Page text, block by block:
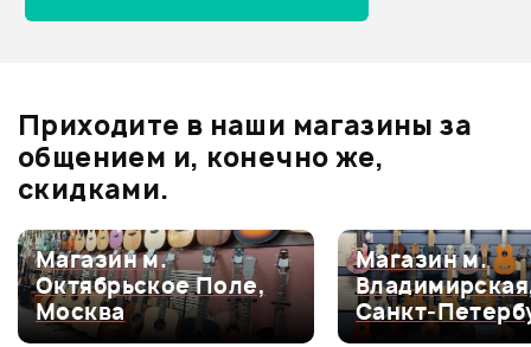
ВЕРТУШКА ДЛЯ СТРУН
0.0
Оценка5
0
Оценка4
0
Оценка3
0
Приходите в наши магазины за
общением и, конечно же,
скидками.
Магазин м.
Октябрьское Поле,
Москва
Магазин м.
Санкт-